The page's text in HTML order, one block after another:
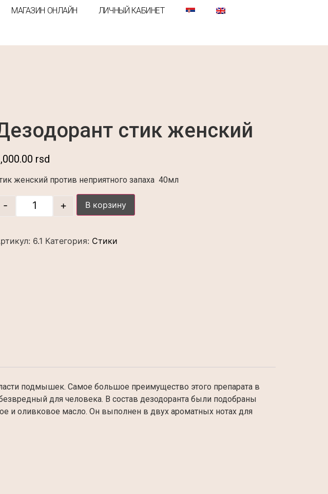
МАГАЗИН ОНЛАЙН ЛИЧНЫЙ КАБИНЕТ
стик женский
rsd
женский против неприятного запаха 40мл
- + В корзину
6.1 Категория: Стики
подмышек. Самое большое преимущество этого препарата в
для человека. В состав дезодоранта были подобраны
и оливковое масло. Он выполнен в двух ароматных нотах для